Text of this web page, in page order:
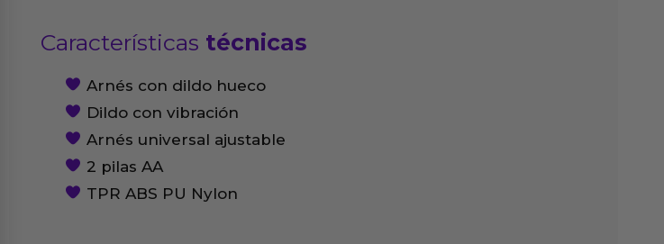
Características técnicas
Arnés con dildo hueco
Dildo con vibración
Arnés universal ajustable
2 pilas AA
TPR ABS PU Nylon